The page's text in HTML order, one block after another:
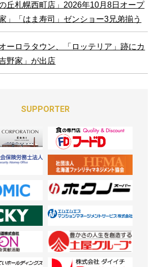
丘札幌西町店」2026年10月8日オープ
」「はま寿司」ゼンショー3兄弟揃う
ーロラタウン、「ロッテリア」跡にカ
野家」が出店
SUPPORTER